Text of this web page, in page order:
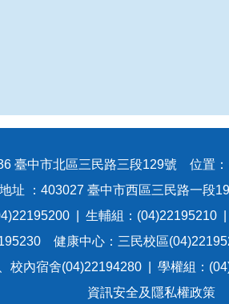
臺中市北區三民路三段129號 位置
址 ：403027 臺中市西區三民路一段
| 生輔組：(04)22195210
健康中心：三民校區
校內宿舍(04)22194280 | 學權組：
資訊安全及隱私權政策